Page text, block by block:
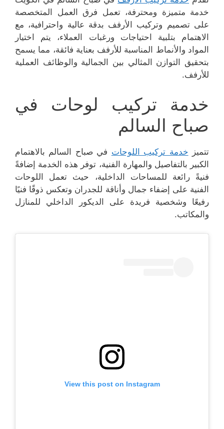
خدمة متميزة ومحترفة، تعمل فرق العمل المتخصصة
على تصميم وتركيب الأرفف بدقة عالية واحترافية، مع
الاهتمام بتلبية احتياجات ورغبات العملاء، يتم اختيار
المواد والأنماط المناسبة للأرفف بعناية فائقة، مما يسمح
بتحقيق التوازن المثالي بين الجمالية والوظائف العملية
للأرفف.
خدمة تركيب لوحات في
صباح السالم
تتميز خدمة تركيب اللوحات في صباح السالم بالاهتمام
الكبير بالتفاصيل والمهارة الفنية، توفر هذه الخدمة إضافةً
فنيةً رائعة للمساحات الداخلية، حيث تعمل اللوحات
الفنية على إضفاء جمال وأناقة للجدران وتعكس ذوقًا فنيًا
رفيعًا وشخصية فريدة على الديكور الداخلي للمنازل
والمكاتب.
View this post on Instagram